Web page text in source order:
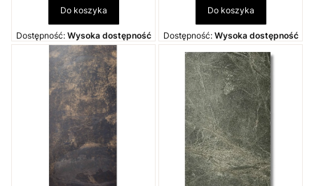
Do koszyka
Dostępność: Wysoka dostępność
Do koszyka
Dostępność: Wysoka dostępność